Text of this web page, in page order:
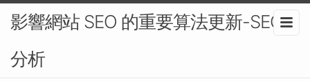
影響網站 SEO 的重要算法更新-SEO
分析